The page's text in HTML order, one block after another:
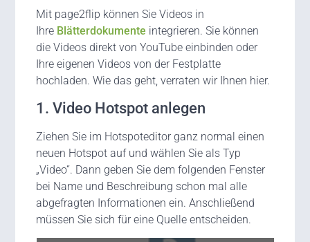
Mit page2flip können Sie Videos in
Ihre Blätterdokumente integrieren. Sie können
die Videos direkt von YouTube einbinden oder
Ihre eigenen Videos von der Festplatte
hochladen. Wie das geht, verraten wir Ihnen hier.
1. Video Hotspot anlegen
Ziehen Sie im Hotspoteditor ganz normal einen
neuen Hotspot auf und wählen Sie als Typ
„Video“. Dann geben Sie dem folgenden Fenster
bei Name und Beschreibung schon mal alle
abgefragten Informationen ein. Anschließend
müssen Sie sich für eine Quelle entscheiden.